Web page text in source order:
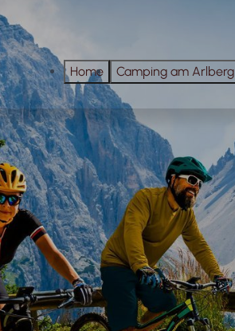
Home Camping am Arlberg